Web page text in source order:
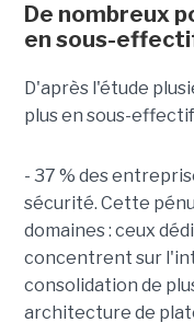
De nombreux
en sous-
D'après l'étude
plus en sous-
- 37 % des
sécurité. Cette
domaines : ceux
concentrent sur
consolidation de
architecture de